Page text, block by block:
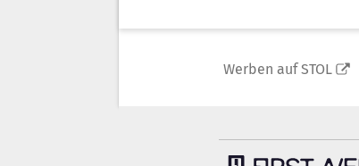
Werben auf STOL